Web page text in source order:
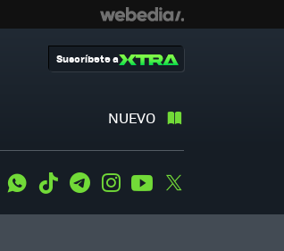
NUEVO
Suscríbete a
WhatsApp
Tiktok TelegramInstagramYoutube